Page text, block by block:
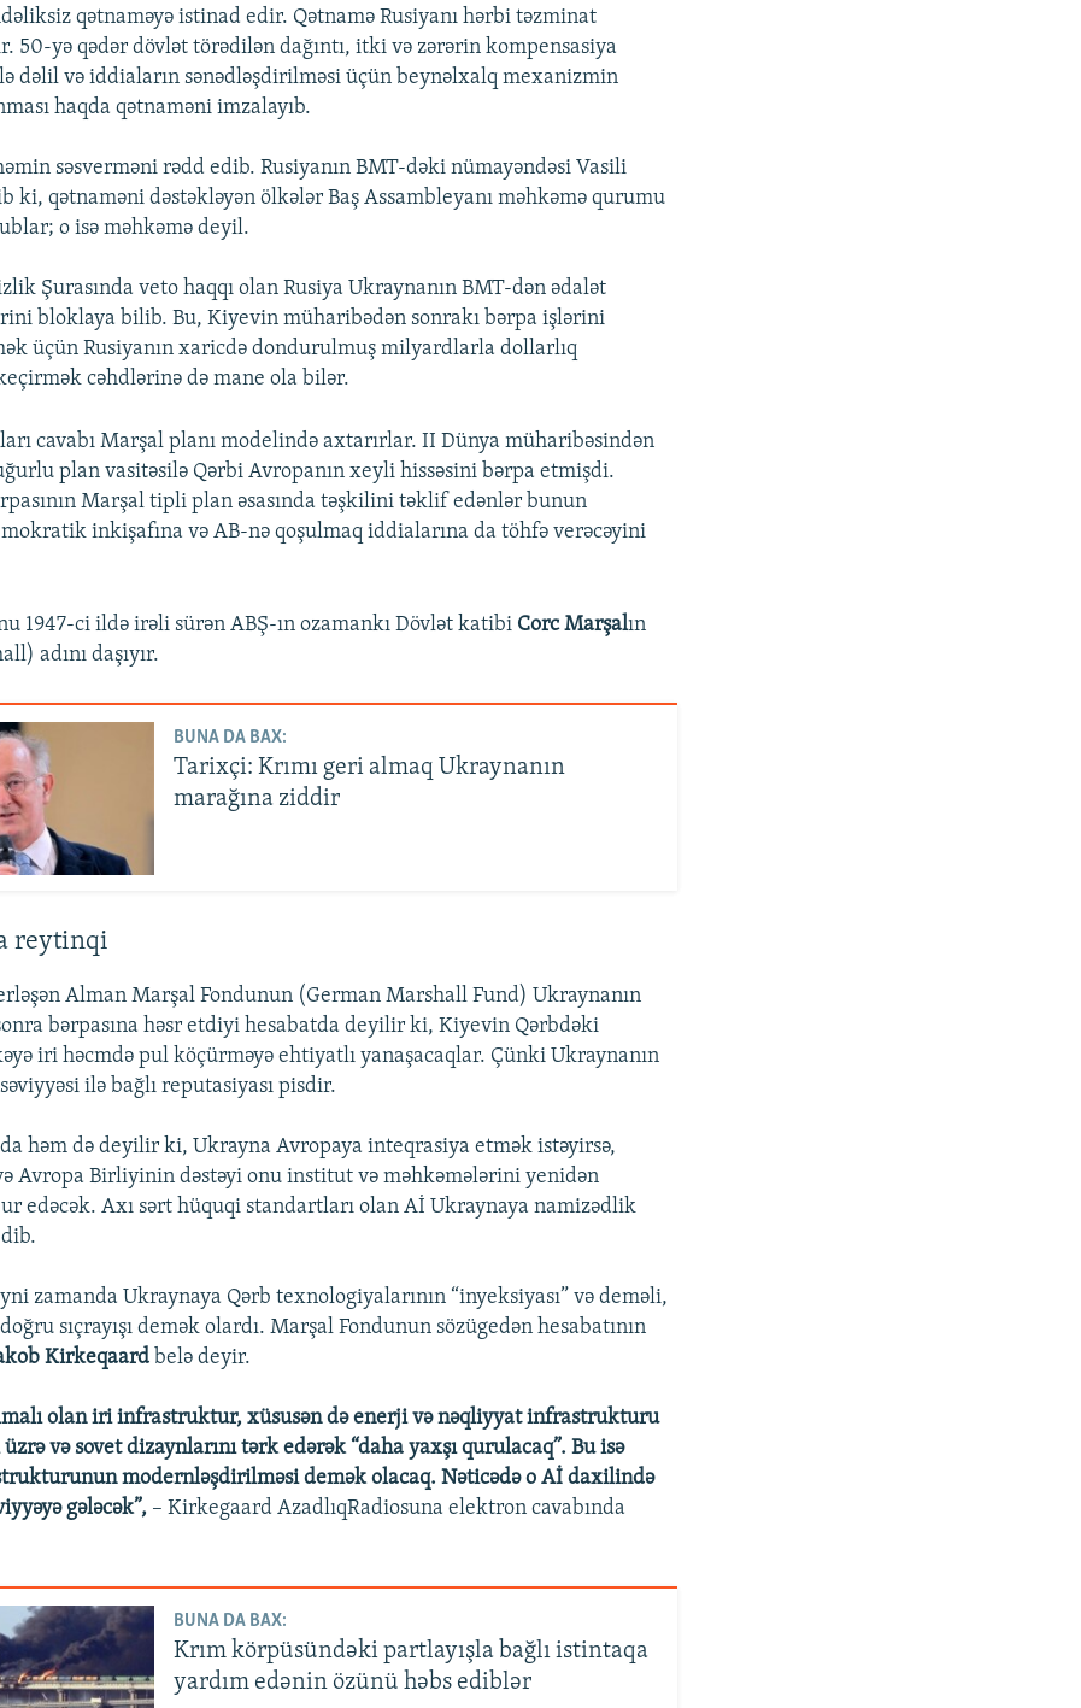
qətnaməyə istinad edir. Qətnamə Rusiyanı hərbi təzminat
50-yə qədər dövlət törədilən dağıntı, itki və zərərin kompensasiya
dəlil və iddiaların sənədləşdirilməsi üçün beynəlxalq mexanizmin
haqda qətnaməni imzalayıb.
səsverməni rədd edib. Rusiyanın BMT-dəki nümayəndəsi Vasili
ki, qətnaməni dəstəkləyən ölkələr Baş Assambleyanı məhkəmə qurumu
o isə məhkəmə deyil.
Şurasında veto haqqı olan Rusiya Ukraynanın BMT-dən ədalət
bloklaya bilib. Bu, Kiyevin müharibədən sonrakı bərpa işlərini
üçün Rusiyanın xaricdə dondurulmuş milyardlarla dollarlıq
cəhdlərinə də mane ola bilər.
cavabı Marşal planı modelində axtarırlar. II Dünya müharibəsindən
plan vasitəsilə Qərbi Avropanın xeyli hissəsini bərpa etmişdi.
Marşal tipli plan əsasında təşkilini təklif edənlər bunun
inkişafına və AB-nə qoşulmaq iddialarına da töhfə verəcəyini
1947-ci ildə irəli sürən ABŞ-ın ozamankı Dövlət katibi Corc Marşalın
adını daşıyır.
BUNA DA BAX:
Tarixçi: Krımı geri almaq Ukraynanın
marağına ziddir
reytinqi
Alman Marşal Fondunun (German Marshall Fund) Ukraynanın
bərpasına həsr etdiyi hesabatda deyilir ki, Kiyevin Qərbdəki
iri həcmdə pul köçürməyə ehtiyatlı yanaşacaqlar. Çünki Ukraynanın
ilə bağlı reputasiyası pisdir.
həm də deyilir ki, Ukrayna Avropaya inteqrasiya etmək istəyirsə,
və Avropa Birliyinin dəstəyi onu institut və məhkəmələrini yenidən
edəcək. Axı sərt hüquqi standartları olan Aİ Ukraynaya namizədlik
zamanda Ukraynaya Qərb texnologiyalarının “inyeksiyası” və deməli,
sıçrayışı demək olardı. Marşal Fondunun sözügedən hesabatının
Kirkeqaard belə deyir.
olan iri infrastruktur, xüsusən də enerji və nəqliyyat infrastrukturu
və sovet dizaynlarını tərk edərək “daha yaxşı qurulacaq”. Bu isə
modernləşdirilməsi demək olacaq. Nəticədə o Aİ daxilində
gələcək”, – Kirkegaard AzadlıqRadiosuna elektron cavabında
BUNA DA BAX:
Krım körpüsündəki partlayışla bağlı istintaqa
yardım edənin özünü həbs ediblər